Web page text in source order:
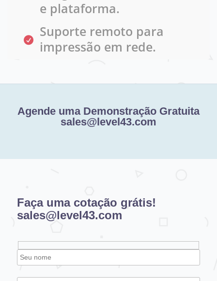
e plataforma.
Suporte remoto para
impressão em rede.
Agende uma Demonstração Gratuita
sales@level43.com
Faça uma cotação grátis!
sales@level43.com